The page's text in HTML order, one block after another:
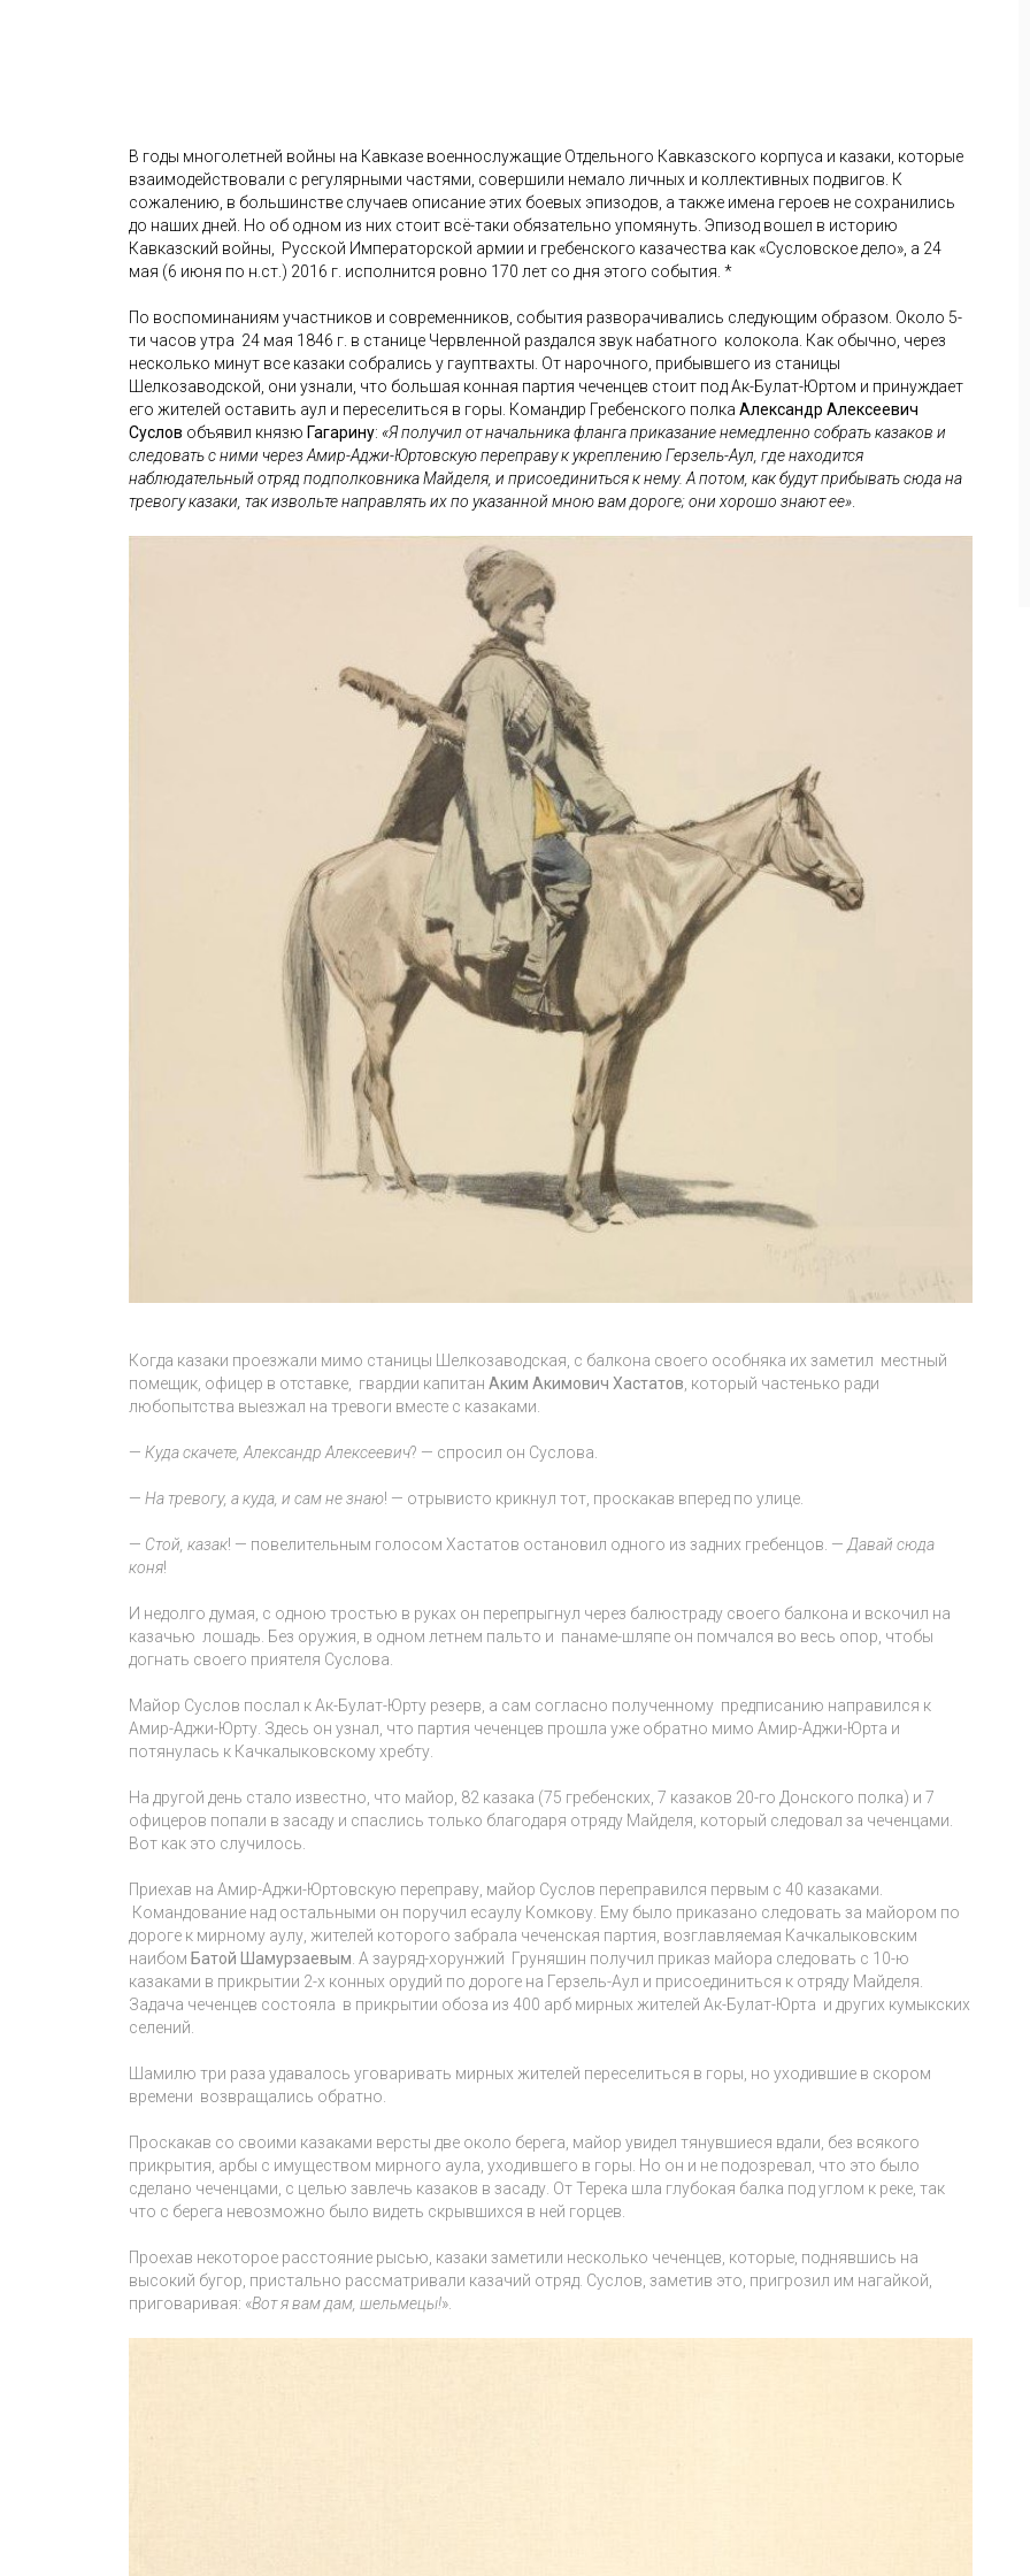
В годы многолетней войны на Кавказе военнослужащие Отдельного Кавказского корпуса и казаки, которые
взаимодействовали с регулярными частями, совершили немало личных и коллективных подвигов. К
сожалению, в большинстве случаев описание этих боевых эпизодов, а также имена героев не сохранились
до наших дней. Но об одном из них стоит всё-таки обязательно упомянуть. Эпизод вошел в историю
Кавказский войны, Русской Императорской армии и гребенского казачества как «Сусловское дело», а 24
мая (6 июня по н.ст.) 2016 г. исполнится ровно 170 лет со дня этого события. *
По воспоминаниям участников и современников, события разворачивались следующим образом. Около 5-
ти часов утра 24 мая 1846 г. в станице Червленной раздался звук набатного колокола. Как обычно, через
несколько минут все казаки собрались у гауптвахты. От нарочного, прибывшего из станицы
Шелкозаводской, они узнали, что большая конная партия чеченцев стоит под Ак-Булат-Юртом и принуждает
его жителей оставить аул и переселиться в горы. Командир Гребенского полка Александр Алексеевич
Суслов объявил князю Гагарину: «Я получил от начальника фланга приказание немедленно собрать казаков и
следовать с ними через Амир-Аджи-Юртовскую переправу к укреплению Герзель-Аул, где находится
наблюдательный отряд подполковника Майделя, и присоединиться к нему. А потом, как будут прибывать сюда на
тревогу казаки, так извольте направлять их по указанной мною вам дороге; они хорошо знают ее»
Когда казаки проезжали мимо станицы Шелкозаводская, с балкона своего особняка их заметил местный
помещик, офицер в отставке, гвардии капитан Аким Акимович Хастатов , который частенько ради
любопытства выезжал на тревоги вместе с казаками.
— Куда скачете, Александр Алексеевич? — спросил он Суслова.
— На тревогу, а куда, и сам не знаю! — отрывисто крикнул тот, проскакав вперед по улице.
— Стой, казак! — повелительным голосом Хастатов остановил одного из задних гребенцов. — Давай сюда
коня!
И недолго думая, с одною тростью в руках он перепрыгнул через балюстраду своего балкона и вскочил на
казачью лошадь. Без оружия, в одном летнем пальто и панаме-шляпе он помчался во весь опор, чтобы
догнать своего приятеля Суслова.
Майор Суслов послал к Ак-Булат-Юрту резерв, а сам согласно полученному предписанию направился к
Амир-Аджи-Юрту. Здесь он узнал, что партия чеченцев прошла уже обратно мимо Амир-Аджи-Юрта и
потянулась к Качкалыковскому хребту.
На другой день стало известно, что майор, 82 казака (75 гребенских, 7 казаков 20-го Донского полка) и 7
офицеров попали в засаду и спаслись только благодаря отряду Майделя, который следовал за чеченцами.
Вот как это случилось.
Приехав на Амир-Аджи-Юртовскую переправу, майор Суслов переправился первым с 40 казаками.
Командование над остальными он поручил есаулу Комкову. Ему было приказано следовать за майором по
дороге к мирному аулу, жителей которого забрала чеченская партия, возглавляемая Качкалыковским
наибом Батой Шамурзаевым . А зауряд-хорунжий Груняшин получил приказ майора следовать с 10-ю
казаками в прикрытии 2-х конных орудий по дороге на Герзель-Аул и присоединиться к отряду Майделя.
Задача чеченцев состояла в прикрытии обоза из 400 арб мирных жителей Ак-Булат-Юрта и других кумыкских
селений.
Шамилю три раза удавалось уговаривать мирных жителей переселиться в горы, но уходившие в скором
времени возвращались обратно.
Проскакав со своими казаками версты две около берега, майор увидел тянувшиеся вдали, без всякого
прикрытия, арбы с имуществом мирного аула, уходившего в горы. Но он и не подозревал, что это было
сделано чеченцами, с целью завлечь казаков в засаду. От Терека шла глубокая балка под углом к реке, так
что с берега невозможно было видеть скрывшихся в ней горцев.
Проехав некоторое расстояние рысью, казаки заметили несколько чеченцев, которые, поднявшись на
высокий бугор, пристально рассматривали казачий отряд. Суслов, заметив это, пригрозил им нагайкой,
приговаривая: «Вот я вам дам, шельмецы!».